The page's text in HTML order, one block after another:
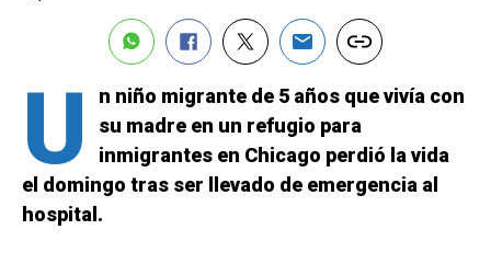
U
n niño migrante de 5 años que vivía con
su madre en un refugio para
inmigrantes en Chicago perdió la vida
el domingo tras ser llevado de emergencia al
hospital.